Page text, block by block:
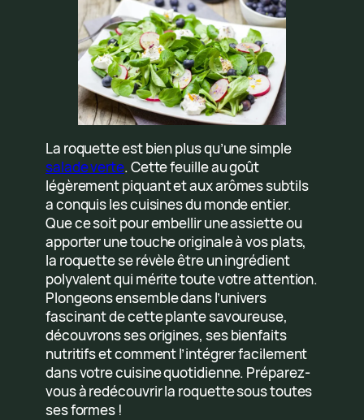
La roquette est bien plus qu’une simple
salade verte. Cette feuille au goût
légèrement piquant et aux arômes subtils
a conquis les cuisines du monde entier.
Que ce soit pour embellir une assiette ou
apporter une touche originale à vos plats,
la roquette se révèle être un ingrédient
polyvalent qui mérite toute votre attention.
Plongeons ensemble dans l’univers
fascinant de cette plante savoureuse,
découvrons ses origines, ses bienfaits
nutritifs et comment l’intégrer facilement
dans votre cuisine quotidienne. Préparez-
vous à redécouvrir la roquette sous toutes
ses formes !